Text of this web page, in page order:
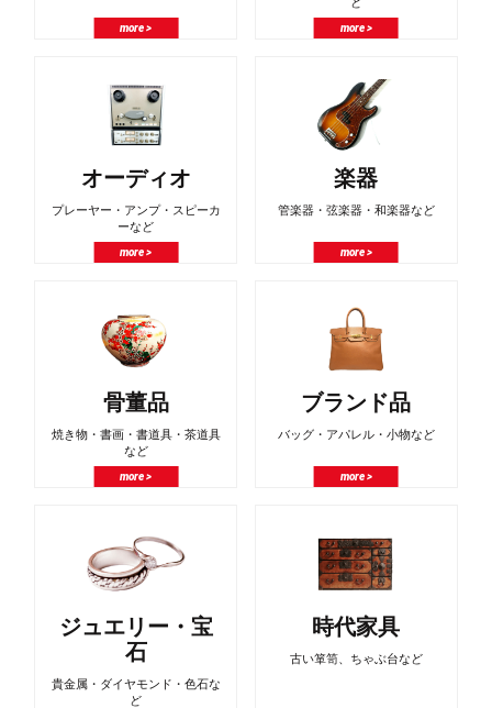
more > more >
オーディオ
プレーヤー・アンプ・スピーカ
ーなど
more >
楽器
管楽器・弦楽器・和楽器など
more >
骨董品
焼き物・書画・書道具・茶道具
など
more >
ブランド品
バッグ・アパレル・小物など
more >
ジュエリー・宝
石
貴金属・ダイヤモンド・色石な
ど
時代家具
古い箪笥、ちゃぶ台など